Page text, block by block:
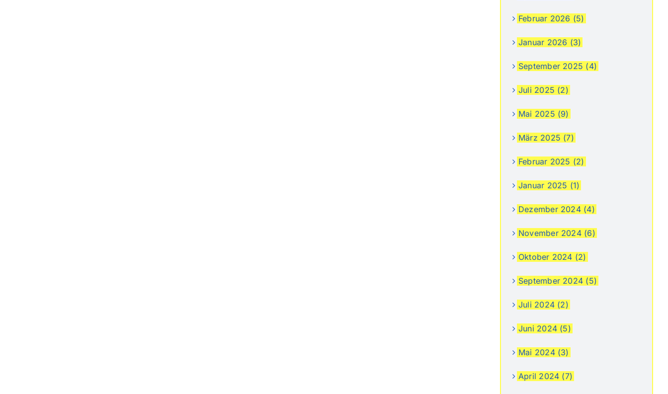
Februar 2026 (5)
Januar 2026 (3)
September 2025 (4)
Juli 2025 (2)
Mai 2025 (9)
März 2025 (7)
Februar 2025 (2)
Januar 2025 (1)
Dezember 2024 (4)
November 2024 (6)
Oktober 2024 (2)
September 2024 (5)
Juli 2024 (2)
Juni 2024 (5)
Mai 2024 (3)
April 2024 (7)